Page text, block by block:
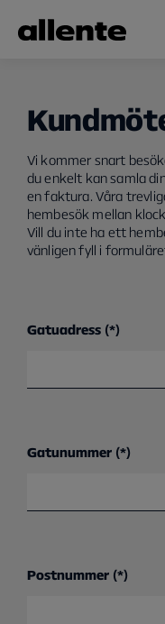
Vi kommer snart
du enkelt kan samla
en faktura. Våra
hembesök mellan
Vill du inte ha ett
vänligen fyll i
Gatuadress
Gatunummer
Postnummer